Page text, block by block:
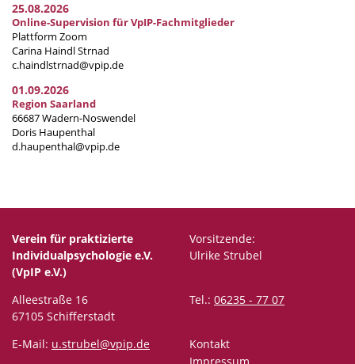
25.08.2026
Online-Supervision für VpIP-Fachmitglieder
Plattform Zoom
Carina Haindl Strnad
c.haindlstrnad@vpip.de
01.09.2026
Region Saarland
66687 Wadern-Noswendel
Doris Haupenthal
d.haupenthal@vpip.de
Verein für praktizierte
Individualpsychologie e.V.
(VpIP e.V.)
Vorsitzende:
Ulrike Strubel
Alleestraße 16
67105 Schifferstadt
Tel.: 06235 - 77 07
E-Mail: u.strubel@vpip.de
Kontakt